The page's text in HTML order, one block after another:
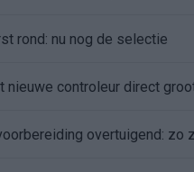
rond: nu nog de selectie
nieuwe controleur direct
overtuigend: